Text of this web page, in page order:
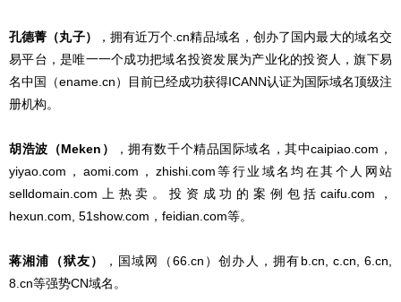
孔德菁（丸子）
，拥有近万个.cn精品域名，创办了国内最大的域名交
易平台，是唯一一个成功把域名投资发展为产业化的投资人，旗下易
名中国（ename.cn）目前已经成功获得ICANN认证为国际域名顶级注
册机构。
胡浩波（Meken）
，拥有数千个精品国际域名，其中caipiao.com，
yiyao.com，aomi.com，zhishi.com等行业域名均在其个人网站
selldomain.com上热卖。投资成功的案例包括caifu.com，
hexun.com, 51show.com，feidian.com等。
蒋湘浦（狱友）
，国域网（66.cn）创办人，拥有b.cn, c.cn, 6.cn,
8.cn等强势CN域名。